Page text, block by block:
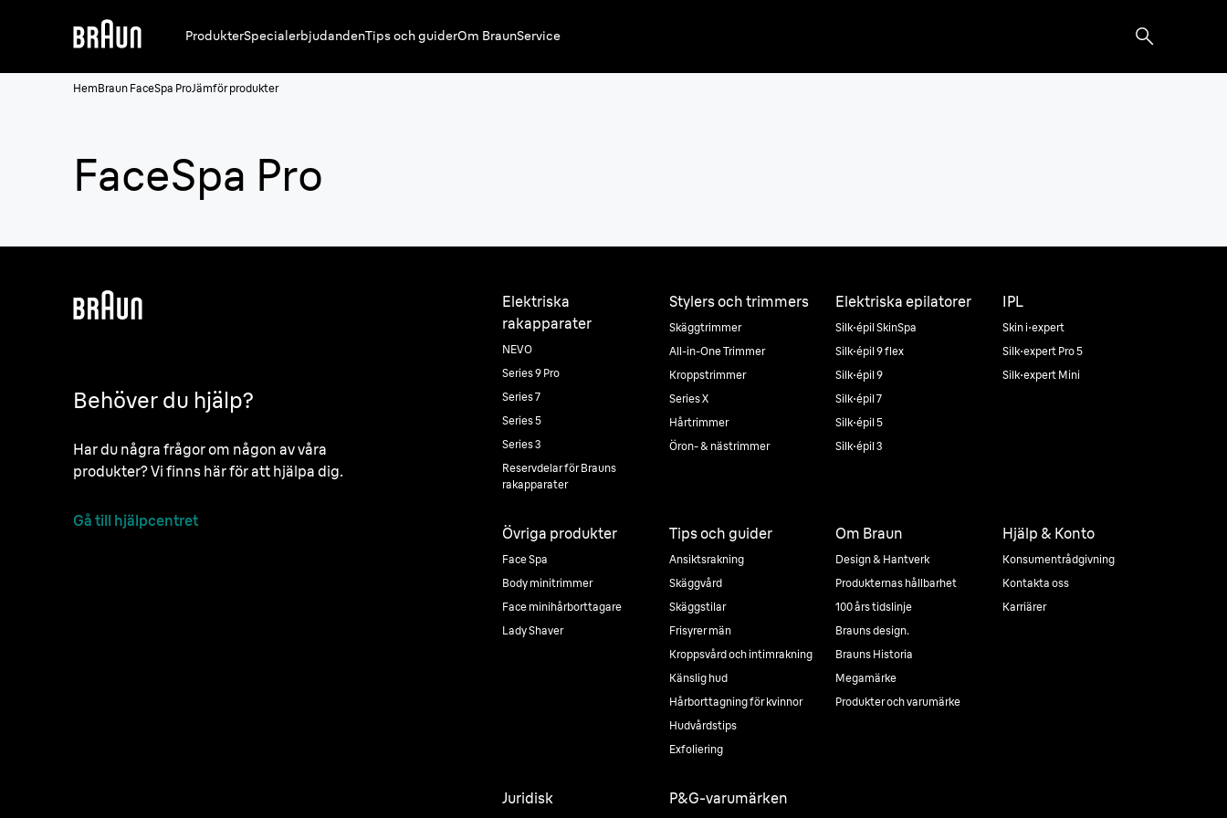
ProdukterSpecialerbjudandenTips och guiderOm BraunService
HemBraun FaceSpa ProJämför produkter
FaceSpa Pro
Behöver du hjälp?
Har du några frågor om någon av våra
produkter? Vi finns här för att hjälpa dig.
Gå till hjälpcentret
Elektriska
rakapparater
NEVO
Series 9 Pro
Series 7
Series 5
Series 3
Reservdelar för Brauns
rakapparater
Stylers och trimmers
Skäggtrimmer
All-in-One Trimmer
Kroppstrimmer
Series X
Hårtrimmer
Öron- & nästrimmer
Elektriska epilatorer
Silk·épil SkinSpa
Silk·épil 9 flex
Silk·épil 9
Silk·épil 7
Silk·épil 5
Silk·épil 3
IPL
Skin i·expert
Silk·expert Pro 5
Silk·expert Mini
Övriga produkter
Face Spa
Body minitrimmer
Face minihårborttagare
Lady Shaver
Tips och guider
Ansiktsrakning
Skäggvård
Skäggstilar
Frisyrer män
Kroppsvård och intimrakning
Känslig hud
Hårborttagning för kvinnor
Hudvårdstips
Exfoliering
Om Braun
Design & Hantverk
Produkternas hållbarhet
100 års tidslinje
Brauns design.
Brauns Historia
Megamärke
Produkter och varumärke
Hjälp & Konto
Konsumentrådgivning
Kontakta oss
Karriärer
Juridisk P&G-varumärken